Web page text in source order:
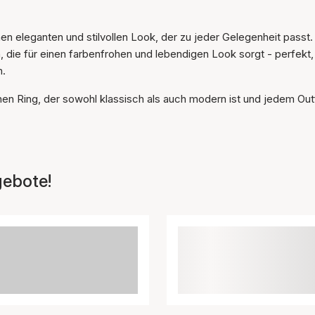
eleganten und stilvollen Look, der zu jeder Gelegenheit passt.
die für einen farbenfrohen und lebendigen Look sorgt -
Ring, der sowohl klassisch als auch modern ist und jedem